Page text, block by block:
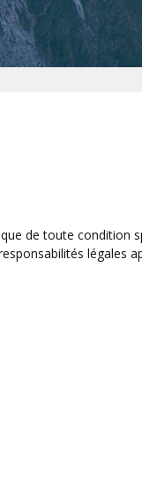
Val
de toute condition
légales